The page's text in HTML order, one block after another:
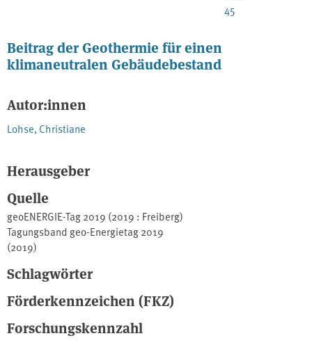
45
Beitrag der Geothermie für einen
klimaneutralen Gebäudebestand
Autor:innen
Lohse, Christiane
Herausgeber
Quelle
geoENERGIE-Tag 2019 (2019 : Freiberg)
Tagungsband geo-Energietag 2019
(2019)
Schlagwörter
Förderkennzeichen (FKZ)
Forschungskennzahl